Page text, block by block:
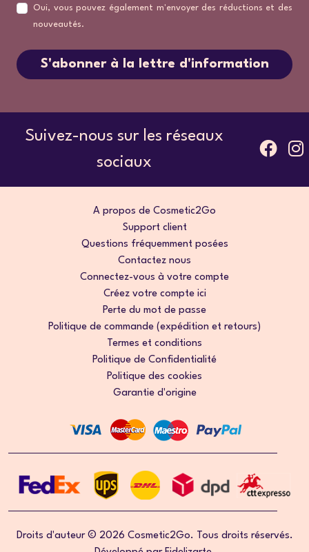
Oui, vous pouvez également m'envoyer des réductions et des
nouveautés.
S'abonner à la lettre d'information
Suivez-nous sur les réseaux
sociaux
A propos de Cosmetic2Go
Support client
Questions fréquemment posées
Contactez nous
Connectez-vous à votre compte
Créez votre compte ici
Perte du mot de passe
Politique de commande (expédition et retours)
Termes et conditions
Politique de Confidentialité
Politique des cookies
Garantie d'origine
Droits d'auteur © 2026 Cosmetic2Go. Tous droits réservés.